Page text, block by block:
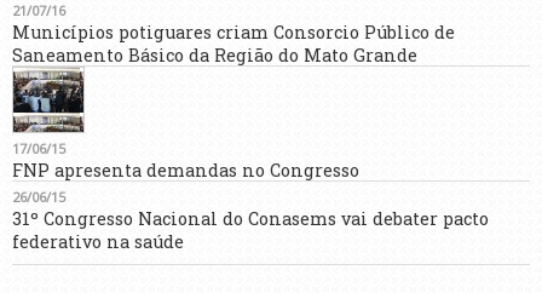
21/07/16
Municípios potiguares criam Consorcio Público de
Saneamento Básico da Região do Mato Grande
17/06/15
FNP apresenta demandas no Congresso
26/06/15
31º Congresso Nacional do Conasems vai debater pacto
federativo na saúde